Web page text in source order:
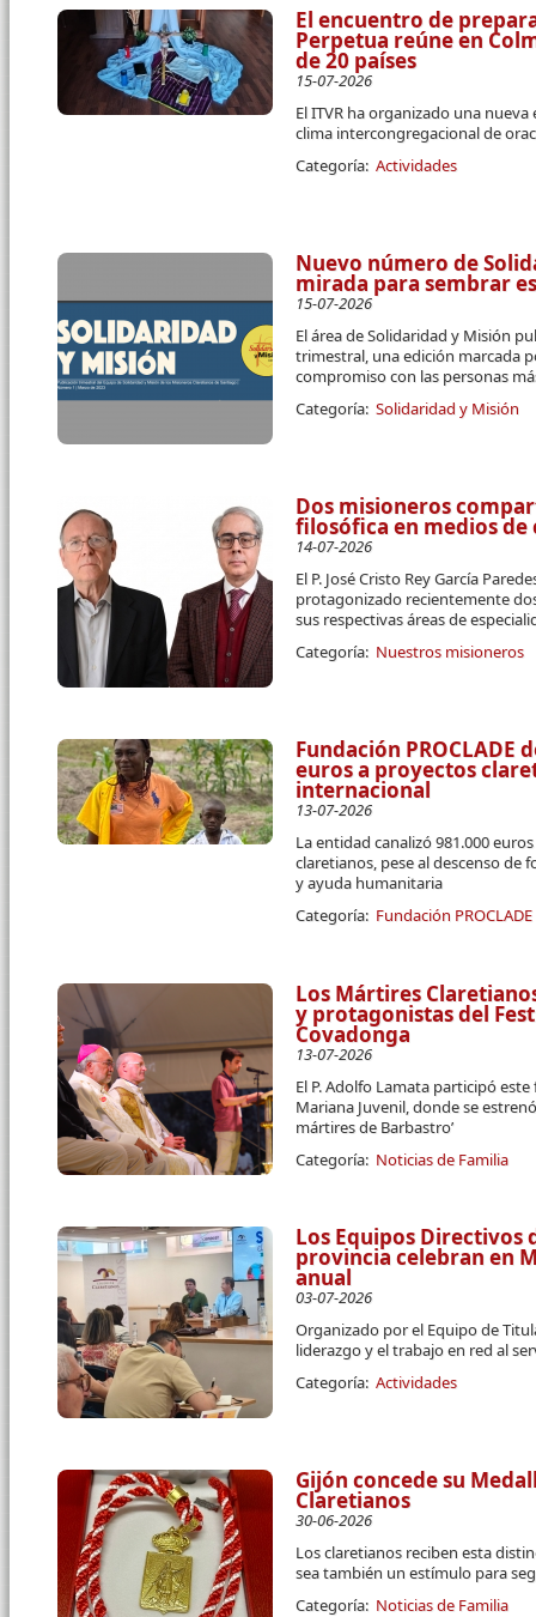
El encuentro de
Perpetua reúne en
de 20 países
15-07-2026
El ITVR ha organizado una
clima intercongregacional de
Categoría: Actividades
Nuevo número de
mirada para sembrar
15-07-2026
El área de Solidaridad y Misión
trimestral, una edición marcada
compromiso con las personas
Categoría: Solidaridad y Misión
Dos misioneros
filosófica en medios
14-07-2026
El P. José Cristo Rey García
protagonizado recientemente
sus respectivas áreas de
Categoría: Nuestros misioneros
Fundación PROCLADE
euros a proyectos
internacional
13-07-2026
La entidad canalizó 981.000
claretianos, pese al descenso
y ayuda humanitaria
Categoría: Fundación PROCLADE
Los Mártires
y protagonistas del
Covadonga
13-07-2026
El P. Adolfo Lamata participó
Mariana Juvenil, donde se
mártires de Barbastro’
Categoría: Noticias de Familia
Los Equipos Directivos
provincia celebran en
anual
03-07-2026
Organizado por el Equipo de
liderazgo y el trabajo en red al
Categoría: Actividades
Gijón concede su
Claretianos
30-06-2026
Los claretianos reciben esta
sea también un estímulo para
Categoría: Noticias de Familia